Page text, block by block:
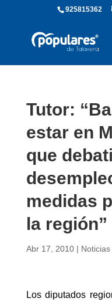
925815362
Tutor:
estar en
que
medidas
la región”
Abr 17, 2010| Noticias
Los diputados